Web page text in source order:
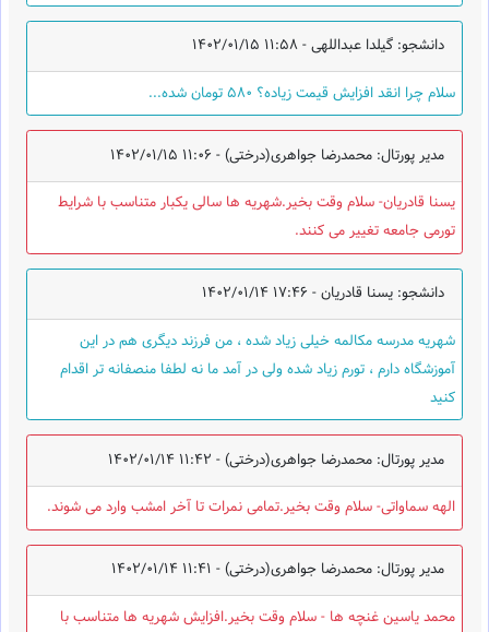
دانشجو: گیلدا عبداللهی -1402/01/15 11:58
سلام چرا انقد افزایش قیمت زیاده؟ 580 تومان شده...
مدیر پورتال: محمدرضا جواهری(درختی) - 1402/01/15 11:06
یسنا قادریان- سلام وقت بخیر.شهریه ها سالی یکبار متناسب با شرایط
تورمی جامعه تغییر می کنند.
دانشجو: یسنا قادریان - 1402/01/14 17:46
شهریه مدرسه مکالمه خیلی زیاد شده ، من فرزند دیگری هم در این
آموزشگاه دارم ، تورم زیاد شده ولی در آمد ما نه لطفا منصفانه تر اقدام
کنید
مدیر پورتال: محمدرضا جواهری(درختی) - 1402/01/14 11:42
الهه سماواتی- سلام وقت بخیر.تمامی نمرات تا آخر امشب وارد می شوند.
مدیر پورتال: محمدرضا جواهری(درختی) - 1402/01/14 11:41
محمد یاسین غنچه ها - سلام وقت بخیر.افزایش شهریه ها متناسب با